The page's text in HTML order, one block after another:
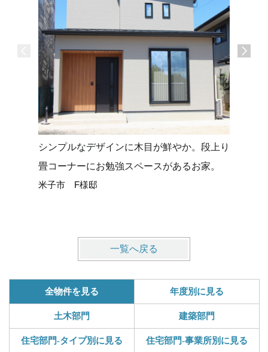
シンプルなデザインに木目が鮮やか。段上り
畳コーナーにお勉強スペースがあるお家。
米子市 F様邸
一覧へ戻る
全物件を見る 年度別に見る
土木部門 建築部門
住宅部門-タイプ別に見る 住宅部門-事業所別に見る